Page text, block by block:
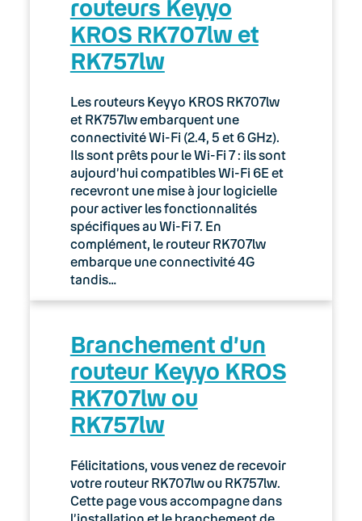
02. Espace client : Manager
03. Accès Internet
04. Téléphonie fixe
05. Téléphonie Mobile
CallPad
Convergence mobile-fixe
L’Internet mobile
La messagerie vocale
Souscrire un abonnement mobile
Keyyo
Utiliser son téléphone mobile à
l’étranger
Utiliser un iPhone
Utiliser un téléphone Android
routeurs Keyyo
KROS RK707lw et
RK757lw
Les routeurs Keyyo KROS RK707lw
et RK757lw embarquent une
connectivité Wi-Fi (2.4, 5 et 6 GHz).
Ils sont prêts pour le Wi-Fi 7 : ils sont
aujourd’hui compatibles Wi-Fi 6E et
recevront une mise à jour logicielle
pour activer les fonctionnalités
spécifiques au Wi-Fi 7. En
complément, le routeur RK707lw
embarque une connectivité 4G
tandis…
Branchement d’un
routeur Keyyo KROS
RK707lw ou
RK757lw
Félicitations, vous venez de recevoir
votre routeur RK707lw ou RK757lw.
Cette page vous accompagne dans